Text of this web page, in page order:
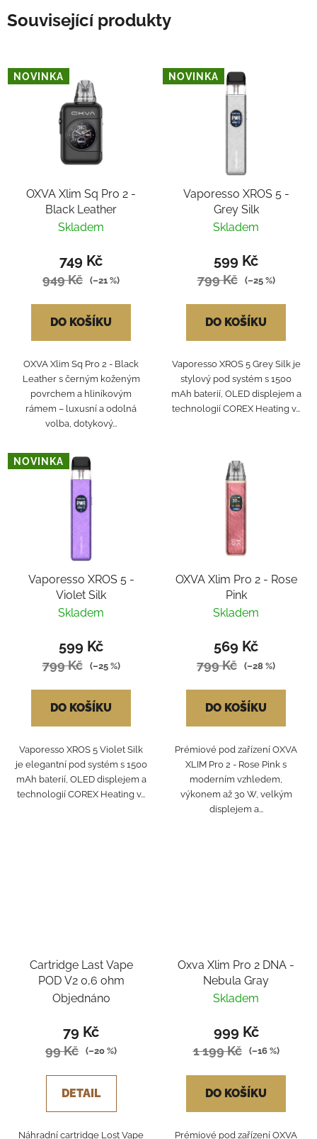
Související produkty
NOVINKA
OXVA Xlim Sq Pro 2 -
Black Leather
Skladem
749 Kč
949 Kč (–21 %)
DO KOŠÍKU
OXVA Xlim Sq Pro 2 - Black
Leather s černým koženým
povrchem a hliníkovým
rámem – luxusní a odolná
volba, dotykový...
NOVINKA
Vaporesso XROS 5 -
Grey Silk
Skladem
599 Kč
799 Kč (–25 %)
DO KOŠÍKU
Vaporesso XROS 5 Grey Silk je
stylový pod systém s 1500
mAh baterií, OLED displejem a
technologií COREX Heating v...
NOVINKA
Vaporesso XROS 5 -
Violet Silk
Skladem
599 Kč
799 Kč (–25 %)
DO KOŠÍKU
Vaporesso XROS 5 Violet Silk
je elegantní pod systém s 1500
mAh baterií, OLED displejem a
technologií COREX Heating v...
OXVA Xlim Pro 2 - Rose
Pink
Skladem
569 Kč
799 Kč (–28 %)
DO KOŠÍKU
Prémiové pod zařízení OXVA
XLIM Pro 2 - Rose Pink s
moderním vzhledem,
výkonem až 30 W, velkým
displejem a...
Cartridge Last Vape
POD V2 0,6 ohm
Objednáno
79 Kč
99 Kč (–20 %)
DETAIL
Náhradní cartridge Lost Vape
Oxva Xlim Pro 2 DNA -
Nebula Gray
Skladem
999 Kč
1 199 Kč (–16 %)
DO KOŠÍKU
Prémiové pod zařízení OXVA